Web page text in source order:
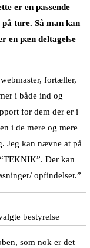
er en passende
ture. Så man kan
en pæn deltagelse
fortæller,
i både ind og
for dem der er i
i de mere og mere
Jeg kan nævne at på
Der kan
opfindelser.”
bestyrelse
som nok er det